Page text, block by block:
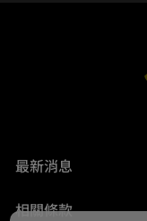
最新消息
相關條款